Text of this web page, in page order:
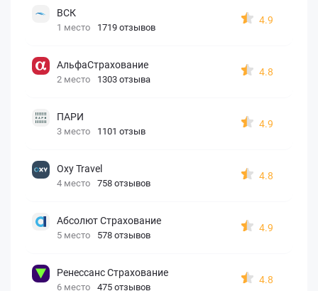
ВСК
1 место 1719 отзывов
4.9
АльфаСтрахование
2 место 1303 отзыва
4.8
ПАРИ
3 место 1101 отзыв
4.9
Oxy Travel
4 место 758 отзывов
4.8
Абсолют Страхование
5 место 578 отзывов
4.9
Ренессанс Страхование
6 место 475 отзывов
4.8